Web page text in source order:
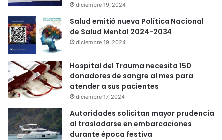
diciembre 19, 2024
Salud emitió nueva Política Nacional
de Salud Mental 2024-2034
diciembre 19, 2024
Hospital del Trauma necesita 150
donadores de sangre al mes para
atender a sus pacientes
diciembre 17, 2024
Autoridades solicitan mayor prudencia
al trasladarse en embarcaciones
durante época festiva